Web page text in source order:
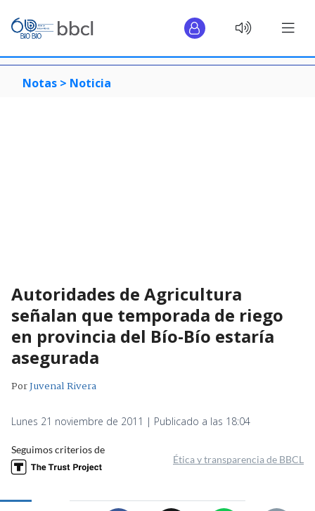
Notas > Noticia
Autoridades de Agricultura
señalan que temporada de riego
en provincia del Bío-Bío estaría
asegurada
PorJuvenal Rivera
Lunes 21 noviembre de 2011 | Publicado a las 18:04
Seguimos criterios de
Ética y transparencia de BBCL